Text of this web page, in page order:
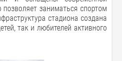
заниматься спортом
стадиона создана
так и любителей активного